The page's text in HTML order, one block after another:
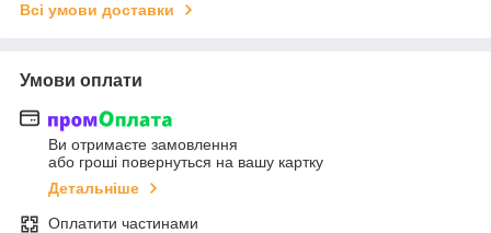
Всі умови доставки
Умови оплати
Ви отримаєте замовлення
або гроші повернуться на вашу картку
Детальніше
Оплатити частинами